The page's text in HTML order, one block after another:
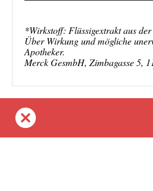
*Wirkstoff: Flüssigextrakt aus
Über Wirkung und mögliche
Apotheker.
Merck GesmbH, Zimbagasse 5,